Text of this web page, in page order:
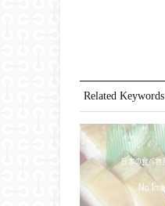
Related Keywords